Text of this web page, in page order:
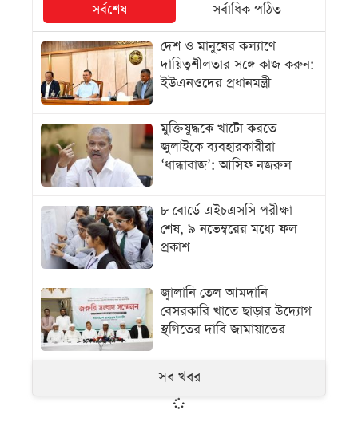
সর্বশেষ
সর্বাধিক পঠিত
দেশ ও মানুষের কল্যাণে
দায়িত্বশীলতার সঙ্গে কাজ করুন:
ইউএনওদের প্রধানমন্ত্রী
মুক্তিযুদ্ধকে খাটো করতে
জুলাইকে ব্যবহারকারীরা
‘ধান্ধাবাজ’: আসিফ নজরুল
৮ বোর্ডে এইচএসসি পরীক্ষা
শেষ, ৯ নভেম্বরের মধ্যে ফল
প্রকাশ
জ্বালানি তেল আমদানি
বেসরকারি খাতে ছাড়ার উদ্যোগ
স্থগিতের দাবি জামায়াতের
সব খবর